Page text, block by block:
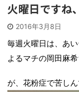
火曜日ですね
2016年3月8日
毎週火曜日は、あ
よるマチの岡田麻
が、花粉症で苦し